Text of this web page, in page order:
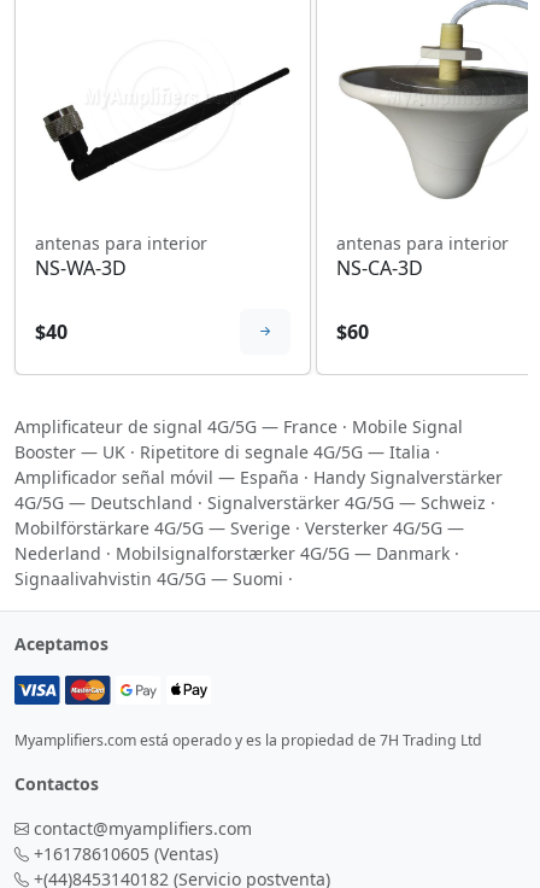
antenas para interior
NS-WA-3D
$40
antenas para interior
NS-CA-3D
$60
Amplificateur de signal 4G/5G — France · Mobile Signal
Booster — UK · Ripetitore di segnale 4G/5G — Italia ·
Amplificador señal móvil — España · Handy Signalverstärker
4G/5G — Deutschland · Signalverstärker 4G/5G — Schweiz ·
Mobilförstärkare 4G/5G — Sverige · Versterker 4G/5G —
Nederland · Mobilsignalforstærker 4G/5G — Danmark ·
Signaalivahvistin 4G/5G — Suomi ·
Aceptamos
Myamplifiers.com está operado y es la propiedad de 7H Trading Ltd
Contactos
contact@myamplifiers.com
+16178610605 (Ventas)
+(44)8453140182 (Servicio postventa)